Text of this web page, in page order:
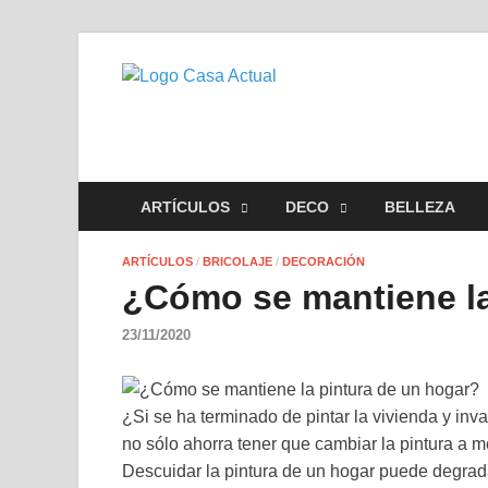
ARTÍCULOS DECO BELLEZA
ARTÍCULOS / BRICOLAJE / DECORACIÓN
¿Cómo se mantiene
23/11/2020
¿Si se ha terminado de pintar la vivienda y
no sólo ahorra tener que cambiar la pintura a
Descuidar la pintura de un hogar puede